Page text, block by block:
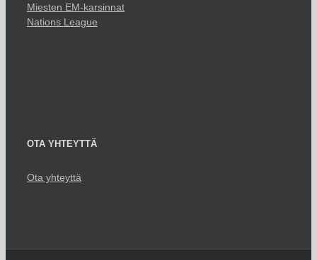
Miesten EM-karsinnat
Nations League
OTA YHTEYTTÄ
Ota yhteyttä